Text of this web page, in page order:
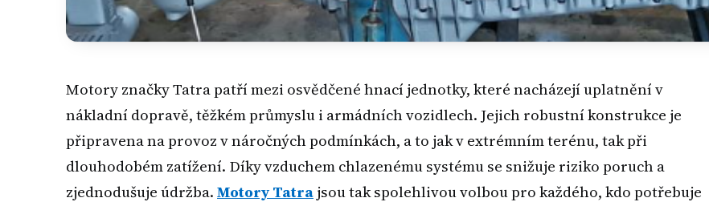
Motory značky Tatra patří mezi osvědčené hnací jednotky, které nacházejí uplatnění v
nákladní dopravě, těžkém průmyslu i armádních vozidlech. Jejich robustní konstrukce je
připravena na provoz v náročných podmínkách, a to jak v extrémním terénu, tak při
dlouhodobém zatížení. Díky vzduchem chlazenému systému se snižuje riziko poruch a
zjednodušuje údržba. Motory Tatra jsou tak spolehlivou volbou pro každého, kdo potřebuje